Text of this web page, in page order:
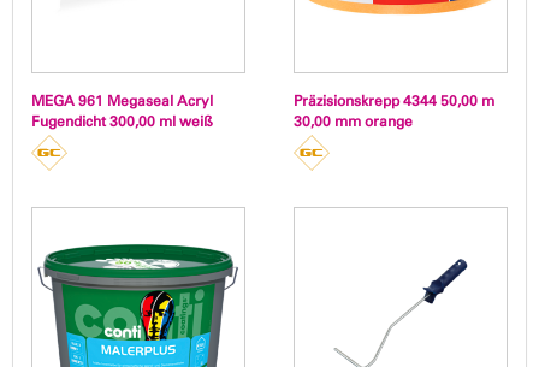
MEGA 961 Megaseal Acryl
Fugendicht 300,00 ml weiß
Präzisionskrepp 4344 50,00 m
30,00 mm orange